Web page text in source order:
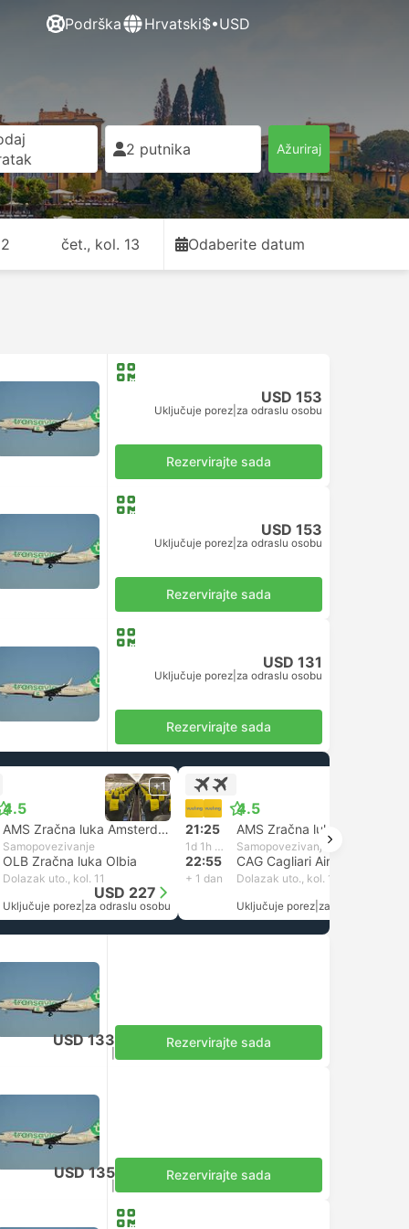
Podrška Hrvatski$•USD
2 putnika Ažuriraj
čet., kol. 13 Odaberite datum
USD 153
Uključuje porez za odraslu osobu
Rezervirajte sada
USD 153
Uključuje porez za odraslu osobu
Rezervirajte sada
USD 131
Uključuje porez za odraslu osobu
Rezervirajte sada
4.5
+1
AMS Zračna luka Amsterdam Schiphol
Samopovezivanje
OLB Zračna luka Olbia
Dolazak uto., kol. 11
USD 227
Uključuje porez za odraslu osobu
4.5
21:25
1d 1h 30m Samopovezivanje
22:55 CAG Cagliari Airport
+ 1 dan Dolazak uto., kol. 11
Uključuje porez za odraslu osobu
USD 133 Rezervirajte sada
USD 135 Rezervirajte sada